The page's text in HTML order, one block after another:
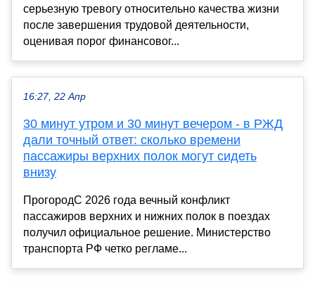
серьезную тревогу относительно качества жизни
после завершения трудовой деятельности,
оценивая порог финансовог...
16:27, 22 Апр
30 минут утром и 30 минут вечером - в РЖД
дали точный ответ: сколько времени
пассажиры верхних полок могут сидеть
внизу
ПрогородС 2026 года вечный конфликт
пассажиров верхних и нижних полок в поездах
получил официальное решение. Министерство
транспорта РФ четко регламе...